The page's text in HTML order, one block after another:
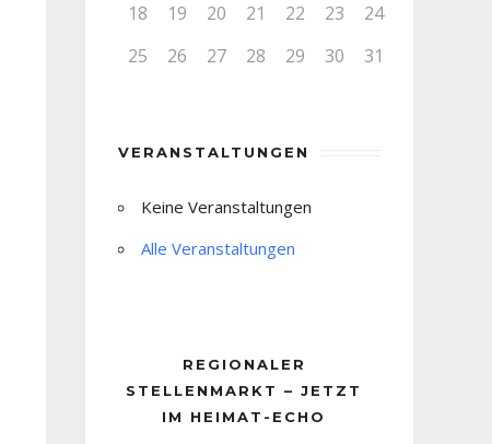
18
19 20 21 22 23
24
25
26 27 28 29 30 31
VERANSTALTUNGEN
Keine Veranstaltungen
Alle Veranstaltungen
REGIONALER
STELLENMARKT – JETZT
IM HEIMAT-ECHO